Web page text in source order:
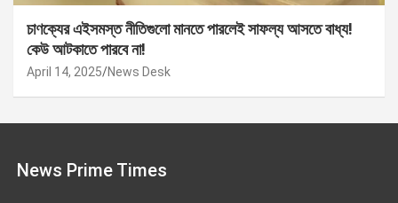
চাণক্যের এইসমস্ত নীতিগুলো মানতে পারলেই সাফল্য আসতে বাধ্য!
কেউ আটকাতে পারবে না!
April 14, 2025 News Desk
News Prime Times